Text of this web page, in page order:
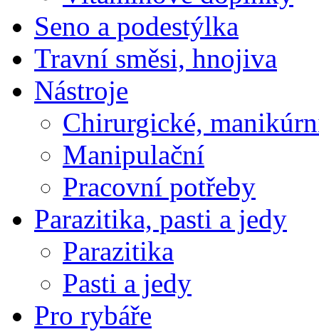
Seno a podestýlka
Travní směsi, hnojiva
Nástroje
Chirurgické,
Manipulační
Pracovní potřeby
Parazitika, pasti a jedy
Parazitika
Pasti a jedy
Pro rybáře